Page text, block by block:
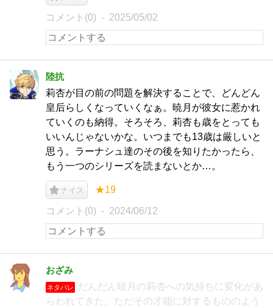
コメント(0) 2025/05/02
陸抗
莉杏が目の前の問題を解決することで、どんどん
皇后らしくなっていくなぁ。暁月が彼女に惹かれ
ていくのも納得。そろそろ、莉杏も歳をとっても
いいんじゃないかな。いつまでも13歳は厳しいと
思う。ラーナシュ達のその後を知りたかったら、
もう一つのシリーズを読まないとか…。
ナイス ★19
コメント(0) 2024/06/12
おざみ
ネタバレ
だんだん暁月の莉杏への気持ちに変化があ
らわれてきた。ただその才能に対するもののよう